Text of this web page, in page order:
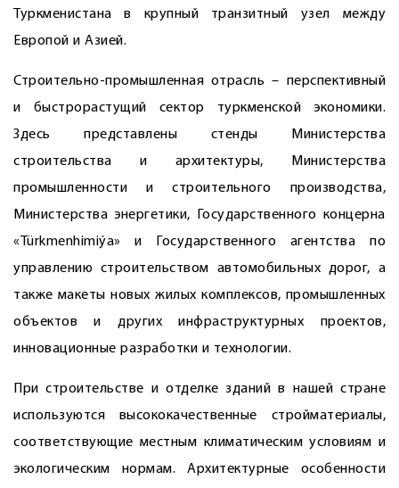
Туркменистана в крупный транзитный узел между
Европой и Азией.
Строительно-промышленная отрасль – перспективный
и быстрорастущий сектор туркменской экономики.
Здесь представлены стенды Министерства
строительства и архитектуры, Министерства
промышленности и строительного производства,
Минис­терства энергетики, Государственного концерна
«Türkmenhimiýa» и Государственного агентства по
управлению строительством автомобильных дорог, а
также макеты новых жилых комплексов, промышленных
объектов и других инфраструктурных проектов,
инновационные разработки и технологии.
При строительстве и отделке зданий в нашей стране
используются высококачественные стройматериалы,
соответствующие местным климатическим условиям и
экологическим нормам. Архитектурные особенности